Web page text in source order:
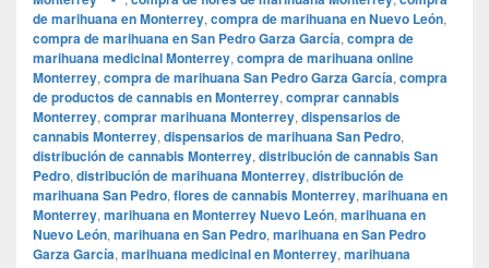
de marihuana en Monterrey, compra de marihuana en Nuevo León,
compra de marihuana en San Pedro Garza García, compra de
marihuana medicinal Monterrey, compra de marihuana online
Monterrey, compra de marihuana San Pedro Garza García, compra
de productos de cannabis en Monterrey, comprar cannabis
Monterrey, comprar marihuana Monterrey, dispensarios de
cannabis Monterrey, dispensarios de marihuana San Pedro,
distribución de cannabis Monterrey, distribución de cannabis San
Pedro, distribución de marihuana Monterrey, distribución de
marihuana San Pedro, flores de cannabis Monterrey, marihuana en
Monterrey, marihuana en Monterrey Nuevo León, marihuana en
Nuevo León, marihuana en San Pedro, marihuana en San Pedro
Garza García, marihuana medicinal en Monterrey, marihuana